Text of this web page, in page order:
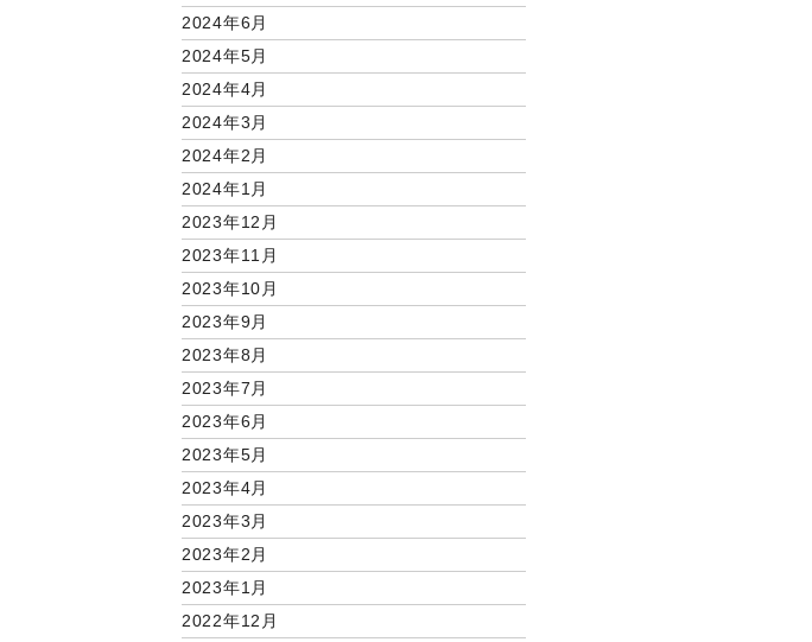
2024年6月
2024年5月
2024年4月
2024年3月
2024年2月
2024年1月
2023年12月
2023年11月
2023年10月
2023年9月
2023年8月
2023年7月
2023年6月
2023年5月
2023年4月
2023年3月
2023年2月
2023年1月
2022年12月